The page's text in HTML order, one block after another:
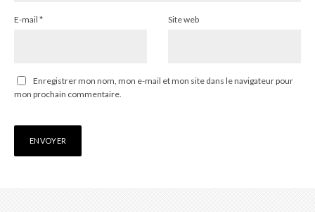
E-mail * Site web
Enregistrer mon nom, mon e-mail et mon site dans le navigateur pour
mon prochain commentaire.